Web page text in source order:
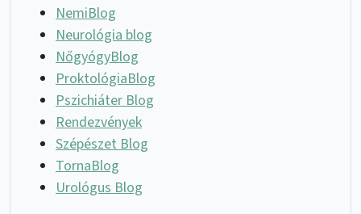
NemiBlog
Neurológia blog
NőgyógyBlog
ProktológiaBlog
Pszichiáter Blog
Rendezvények
Szépészet Blog
TornaBlog
Urológus Blog